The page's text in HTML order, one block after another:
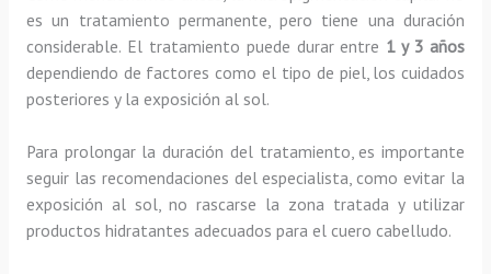
es un tratamiento permanente, pero tiene una duración
considerable. El tratamiento puede durar entre 1 y 3 años
dependiendo de factores como el tipo de piel, los cuidados
posteriores y la exposición al sol.
Para prolongar la duración del tratamiento, es importante
seguir las recomendaciones del especialista, como evitar la
exposición al sol, no rascarse la zona tratada y utilizar
productos hidratantes adecuados para el cuero cabelludo.